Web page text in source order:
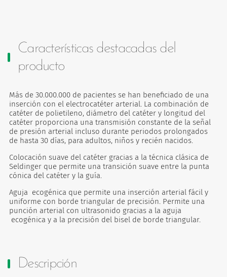
Características destacadas del
producto
Más de 30.000.000 de pacientes se han beneficiado de una
inserción con el electrocatéter arterial. La combinación de
catéter de polietileno, diámetro del catéter y longitud del
catéter proporciona una transmisión constante de la señal
de presión arterial incluso durante periodos prolongados
de hasta 30 días, para adultos, niños y recién nacidos.
Colocación suave del catéter gracias a la técnica clásica de
Seldinger que permite una transición suave entre la punta
cónica del catéter y la guía.
Aguja ecogénica que permite una inserción arterial fácil y
uniforme con borde triangular de precisión. Permite una
punción arterial con ultrasonido gracias a la aguja
ecogénica y a la precisión del bisel de borde triangular.
Descripción